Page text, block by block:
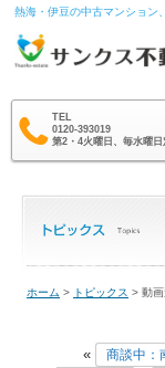
熱海・伊豆の中古マンション
TEL
0120-393019
第2・4火曜日、毎水曜日
ホーム > トピックス > 動
«
商談中：